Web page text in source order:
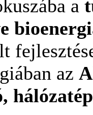
a
az